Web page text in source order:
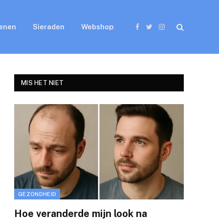
Sieraden Webshop
Facebook
TwitterInstagram
MIS HET NIET
GEZONDHEID
Hoe veranderde mijn look na